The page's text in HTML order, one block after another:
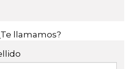
llamamos?